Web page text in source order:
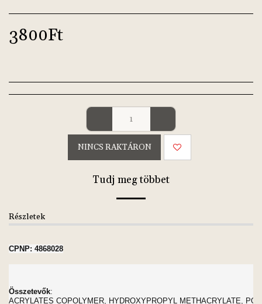
3800Ft
NINCS RAKTÁRON
Tudj meg többet
Részletek
CPNP: 4868028
Összetevők:
ACRYLATES COPOLYMER, HYDROXYPROPYL METHACRYLATE,